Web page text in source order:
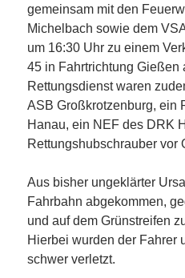
gemeinsam mit den
Michelbach sowie dem
um 16:30 Uhr zu einem
45 in Fahrtrichtung Gießen
Rettungsdienst waren
ASB Großkrotzenburg, ein
Hanau, ein NEF des DRK
Rettungshubschrauber vor
Aus bisher ungeklärter
Fahrbahn abgekommen,
und auf dem Grünstreifen
Hierbei wurden der Fahrer
schwer verletzt.